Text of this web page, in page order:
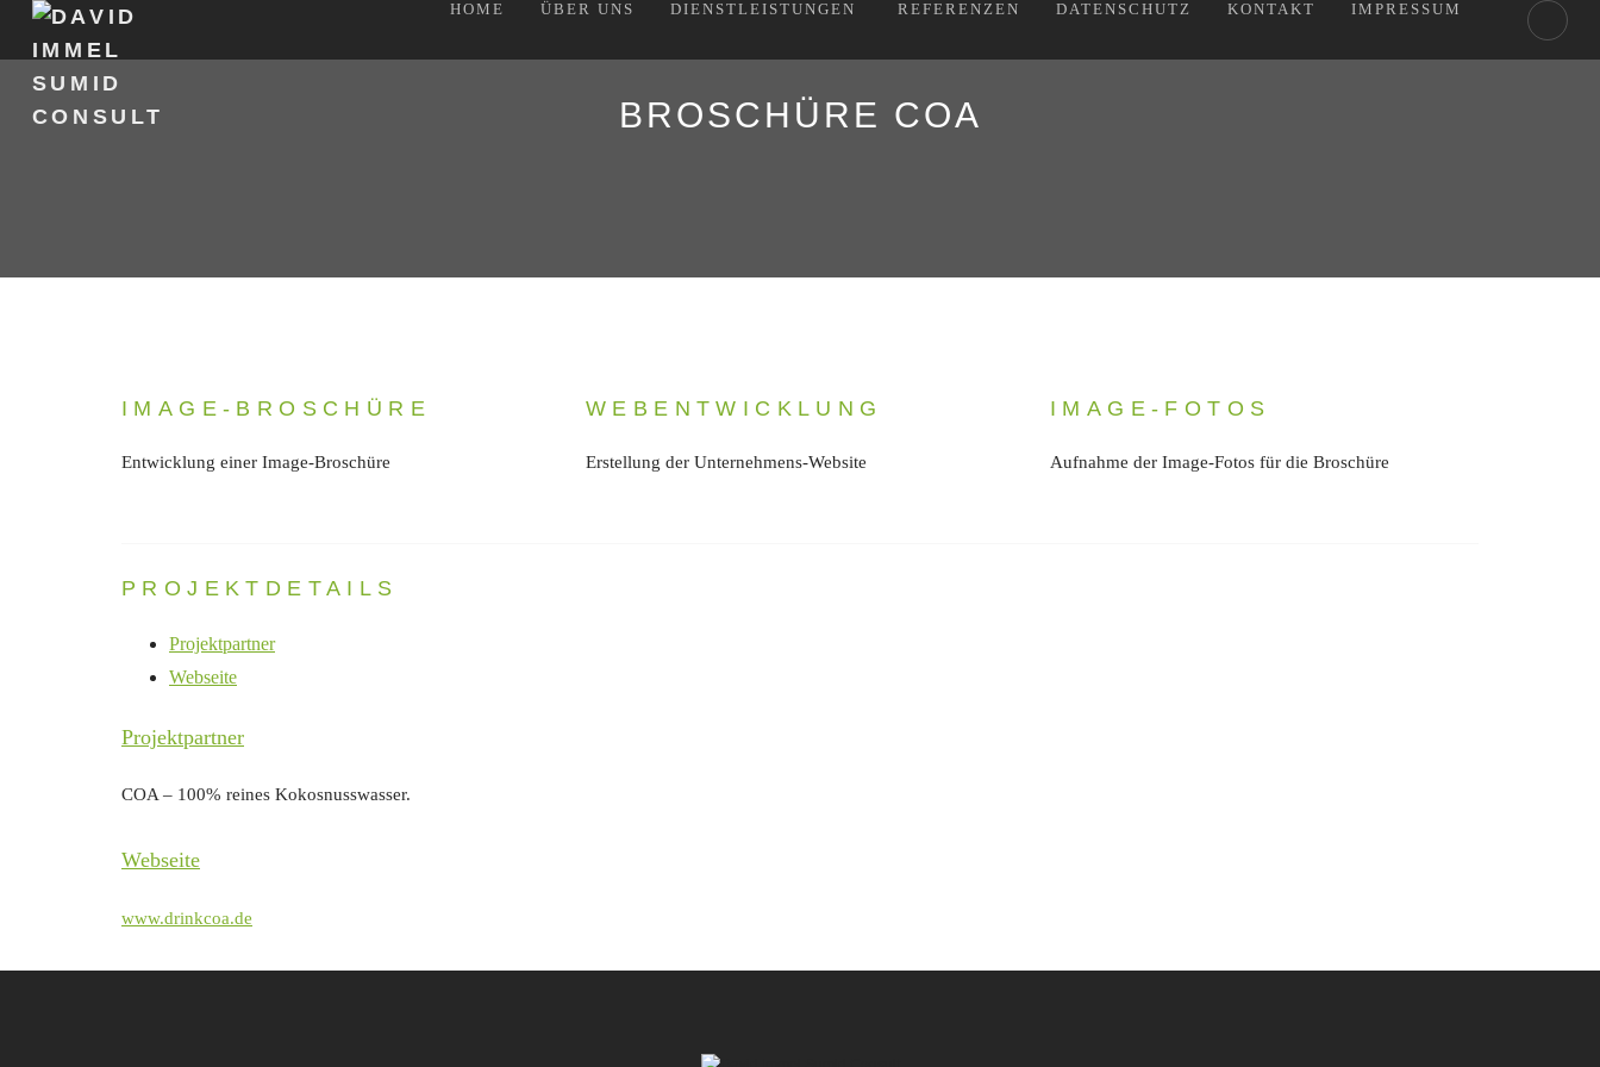
HOME ÜBER UNS DIENSTLEISTUNGEN REFERENZEN DATENSCHUTZ KONTAKT IMPRESSUM
BROSCHÜRE COA
IMAGE-BROSCHÜRE
Entwicklung einer Image-Broschüre
WEBENTWICKLUNG
Erstellung der Unternehmens-Website
IMAGE-FOTOS
Aufnahme der Image-Fotos für die Broschüre
PROJEKTDETAILS
Projektpartner
Webseite
Projektpartner
COA – 100% reines Kokosnusswasser.
Webseite
www.drinkcoa.de